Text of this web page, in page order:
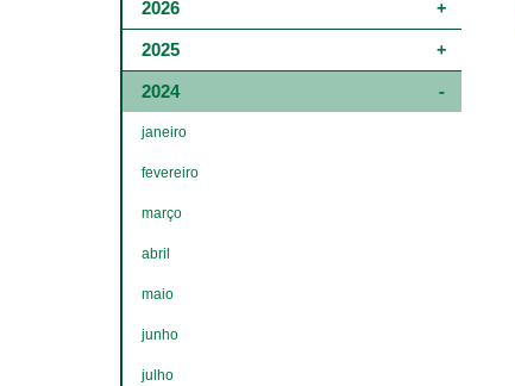
navigation
4º
5º
níveis
2026
2025
2024
janeiro
fevereiro
março
abril
maio
junho
julho